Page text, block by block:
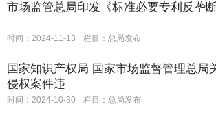
市场监管总局印发《标准必要专利反垄断
时间：2024-11-13 栏目： 总局发布
国家知识产权局 国家市场监督管理总局
侵权案件违
时间：2024-10-30 栏目： 总局发布